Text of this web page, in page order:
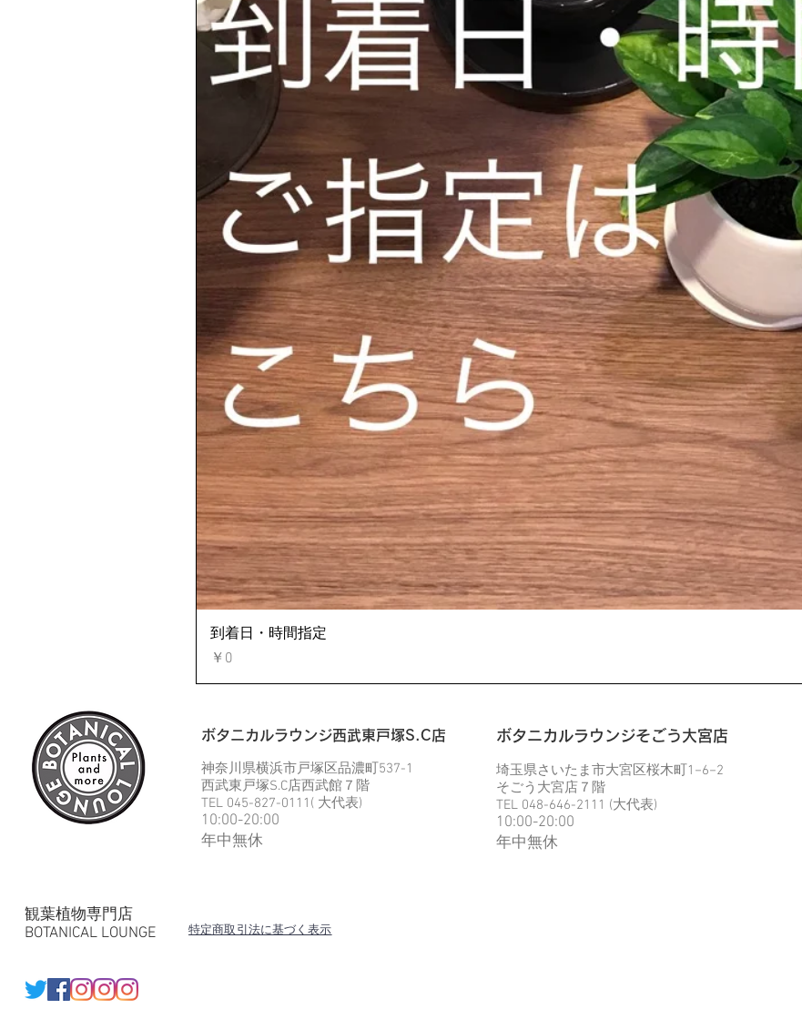
到着日・時間指定
価格
￥0
​ボタニカルラウンジ西武東戸塚S.C店
神奈川県横浜市戸塚区品濃町537-1
西武東戸塚S.C店西武館７階
TEL 045-827-0111( 大代表)
10:00-20:00
​年中無休
​ボタニカルラウンジそごう大宮店
埼玉県さいたま市大宮区桜木町1−6−2
そごう大宮店７階
TEL 048-646-2111 (大代表)
10:00-20:00
​年中無休
観葉植物専門店
​BOTANICAL LOUNGE
​特定商取引法に基づく表示